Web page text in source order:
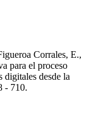
Corrales, E.,
para el proceso
digitales desde la
- 710.